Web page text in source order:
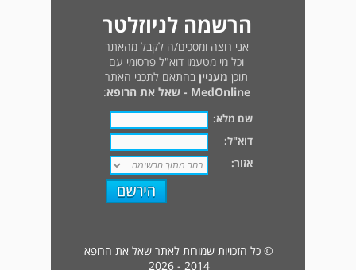
הרשמה לניוזלטר
אני רוצה ומסכים/ה לקבל מהאתר
וכל מי מטעמו דוא"ל פרסומי עם
תוכן מעניין בהתאם לתכני האתר
MedOnline - שאל את הרופא
:
שם מלא:
דוא"ל:
אזור:
© כל הזכויות שמורות לאתר שאל את הרופא
2014 - 2026